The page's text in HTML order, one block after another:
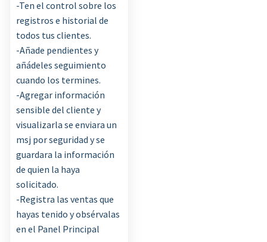
-Ten el control sobre los
registros e historial de
todos tus clientes.
-Añade pendientes y
añádeles seguimiento
cuando los termines.
-Agregar información
sensible del cliente y
visualizarla se enviara un
msj por seguridad y se
guardara la información
de quien la haya
solicitado.
-Registra las ventas que
hayas tenido y obsérvalas
en el Panel Principal